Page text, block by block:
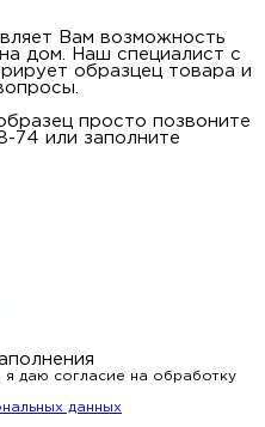
Вам возможность
дом. Наш специалист с
образцец товара и
просто позвоните
74 или заполните
даю согласие на обработку
данных